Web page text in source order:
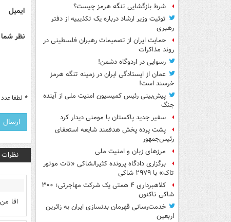
شرط بازگشایی تنگه هرمز چیست؟
توئیت وزیر ارشاد درباره یک تکذیبیه از دفتر
رهبری
حمایت ایران از تصمیمات رهبران فلسطینی در
روند مذاکرات
رسوایی در اردوگاه دشمن!
عمان از ایستادگی ایران در زمینه تنگه هرمز
خرسند است!
پیش‌بینی رئیس کمیسیون امنیت ملی از آینده
جنگ
سفیر جدید پاکستان با مومنی دیدار کرد
پشت پرده پخش هدفمند شایعه استعفای
رئیس‌جمهور
مرزهای زبان و امنیت ملی
برگزاری دادگاه پرونده کثیرالشاکی «تات موتور
تاک» با ۲۹۷۹ شاکی
کلاهبرداری ۴ همتی یک شرکت مهاجرتی؛ ۳۰۰
شاکی تاکنون
خدمت‌رسانی قهرمان بدنسازی ایران به زائرین
اربعین
ایمیل
نظر
* لطفا
نظرات
اقا